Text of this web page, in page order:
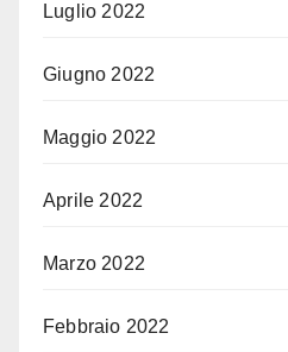
Luglio 2022
Giugno 2022
Maggio 2022
Aprile 2022
Marzo 2022
Febbraio 2022